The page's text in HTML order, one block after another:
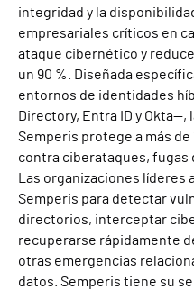
integridad y la
empresariales críticos en
ataque cibernético y
un 90 %. Diseñada
entornos de identidades
Directory, Entra ID y
Semperis protege a más
contra ciberataques, fugas
Las organizaciones líderes
Semperis para detectar
directorios, interceptar
recuperarse rápidamente
otras emergencias
datos. Semperis tiene su